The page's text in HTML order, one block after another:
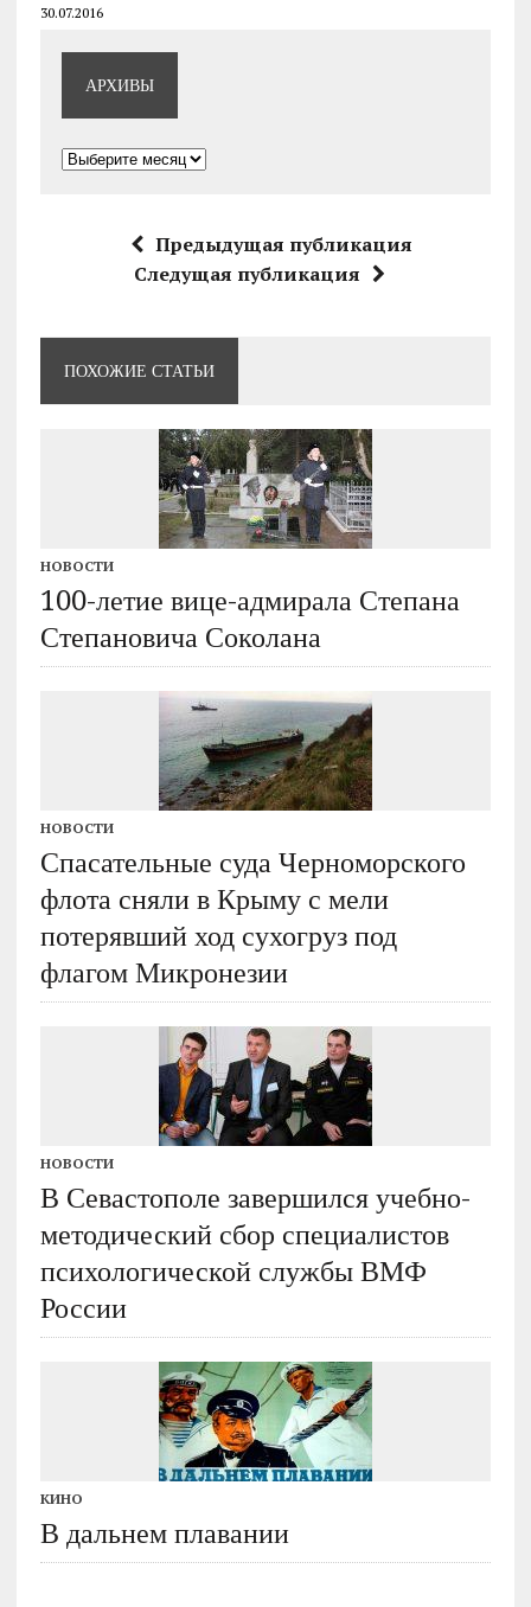
30.07.2016
АРХИВЫ
Архивы
Предыдущая публикация
Следущая публикация
ПОХОЖИЕ СТАТЬИ
НОВОСТИ
100-летие вице-адмирала Степана
Степановича Соколана
НОВОСТИ
Спасательные суда Черноморского
флота сняли в Крыму с мели
потерявший ход сухогруз под
флагом Микронезии
НОВОСТИ
В Севастополе завершился учебно-
методический сбор специалистов
психологической службы ВМФ
России
КИНО
В дальнем плавании